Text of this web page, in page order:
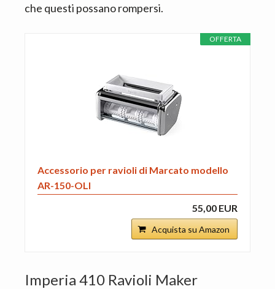
che questi possano rompersi.
OFFERTA
Accessorio per ravioli di Marcato modello
AR-150-OLI
55,00 EUR
Acquista su Amazon
Imperia 410 Ravioli Maker